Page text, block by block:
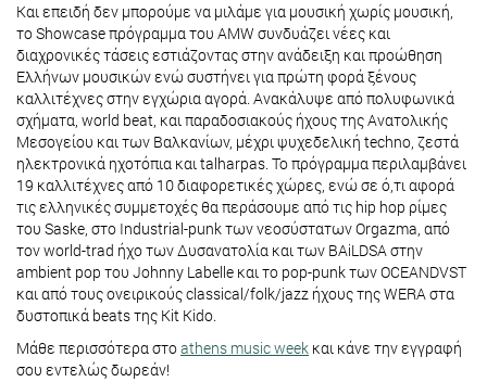
Και επειδή δεν μπορούμε να μιλάμε για μουσική χωρίς μουσική,
το Showcase πρόγραμμα του AMW συνδυάζει νέες και
διαχρονικές τάσεις εστιάζοντας στην ανάδειξη και προώθηση
Ελλήνων μουσικών ενώ συστήνει για πρώτη φορά ξένους
καλλιτέχνες στην εγχώρια αγορά. Ανακάλυψε από πολυφωνικά
σχήματα, world beat, και παραδοσιακούς ήχους της Ανατολικής
Μεσογείου και των Βαλκανίων, μέχρι ψυχεδελική techno, ζεστά
ηλεκτρονικά ηχοτόπια και talharpas. Το πρόγραμμα περιλαμβάνει
19 καλλιτέχνες από 10 διαφορετικές χώρες, ενώ σε ό,τι αφορά
τις ελληνικές συμμετοχές θα περάσουμε από τις hip hop ρίμες
του Saske, στο Industrial-punk των νεοσύστατων Orgazma, από
τον world-trad ήχο των Δυσανατολία και των BAiLDSA στην
ambient pop του Johnny Labelle και το pop-punk των OCEANDVST
και από τους ονειρικούς classical/folk/jazz ήχους της WERA στα
δυστοπικά beats της Kit Kido.
Μάθε περισσότερα στοathens music week και κάνε την εγγραφή
σου εντελώς δωρεάν!